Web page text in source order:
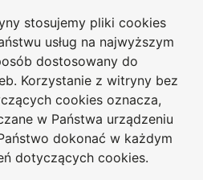
stosujemy pliki cookies
usług na najwyższym
dostosowany do
Korzystanie z witryny bez
cookies oznacza,
w Państwa urządzeniu
dokonać w każdym
dotyczących cookies.
menu
serwisu
w Częstochowie